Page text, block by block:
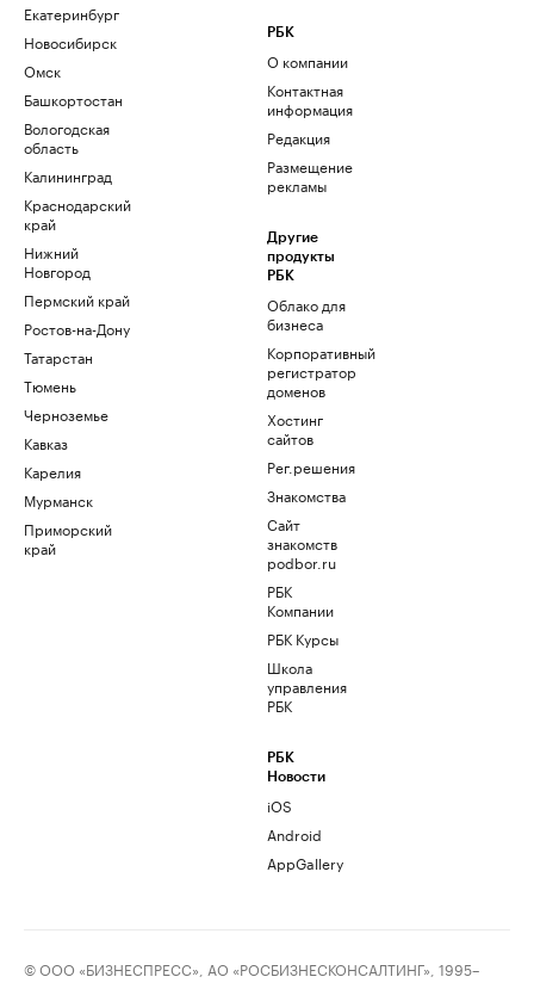
Екатеринбург
Новосибирск
Омск
Башкортостан
Вологодская
область
Калининград
Краснодарский
край
Нижний
Новгород
Пермский край
Ростов-на-Дону
Татарстан
Тюмень
Черноземье
Кавказ
Карелия
Мурманск
Приморский
край
РБК
О компании
Контактная
информация
Редакция
Размещение
рекламы
Другие
продукты
РБК
Облако для
бизнеса
Корпоративный
регистратор
доменов
Хостинг
сайтов
Рег.решения
Знакомства
Сайт
знакомств
podbor.ru
РБК
Компании
РБК Курсы
Школа
управления
РБК
РБК
Новости
iOS
Android
AppGallery
© ООО «БИЗНЕСПРЕСС», АО «РОСБИЗНЕСКОНСАЛТИНГ», 1995–